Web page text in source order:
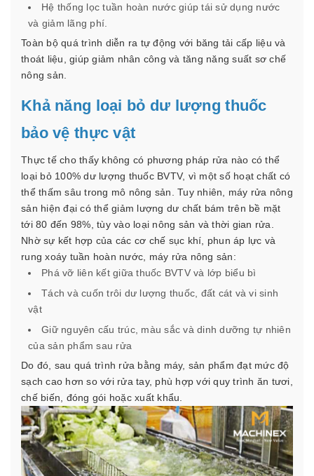
Hệ thống lọc tuần hoàn nước giúp tái sử dụng nước
và giảm lãng phí.
Toàn bộ quá trình diễn ra tự động với băng tải cấp liệu và
thoát liệu, giúp giảm nhân công và tăng năng suất sơ chế
nông sản.
Khả năng loại bỏ dư lượng thuốc
bảo vệ thực vật
Thực tế cho thấy không có phương pháp rửa nào có thể
loại bỏ 100% dư lượng thuốc BVTV, vì một số hoạt chất có
thể thấm sâu trong mô nông sản. Tuy nhiên, máy rửa nông
sản hiện đại có thể giảm lượng dư chất bám trên bề mặt
tới 80 đến 98%, tùy vào loại nông sản và thời gian rửa.
Nhờ sự kết hợp của các cơ chế sục khí, phun áp lực và
rung xoáy tuần hoàn nước, máy rửa nông sản:
Phá vỡ liên kết giữa thuốc BVTV và lớp biểu bì
Tách và cuốn trôi dư lượng thuốc, đất cát và vi sinh
vật
Giữ nguyên cấu trúc, màu sắc và dinh dưỡng tự nhiên
của sản phẩm sau rửa
Do đó, sau quá trình rửa bằng máy, sản phẩm đạt mức độ
sạch cao hơn so với rửa tay, phù hợp với quy trình ăn tươi,
chế biến, đóng gói hoặc xuất khẩu.